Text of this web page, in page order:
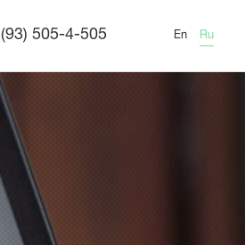
(93) 505-4-505 En Ru